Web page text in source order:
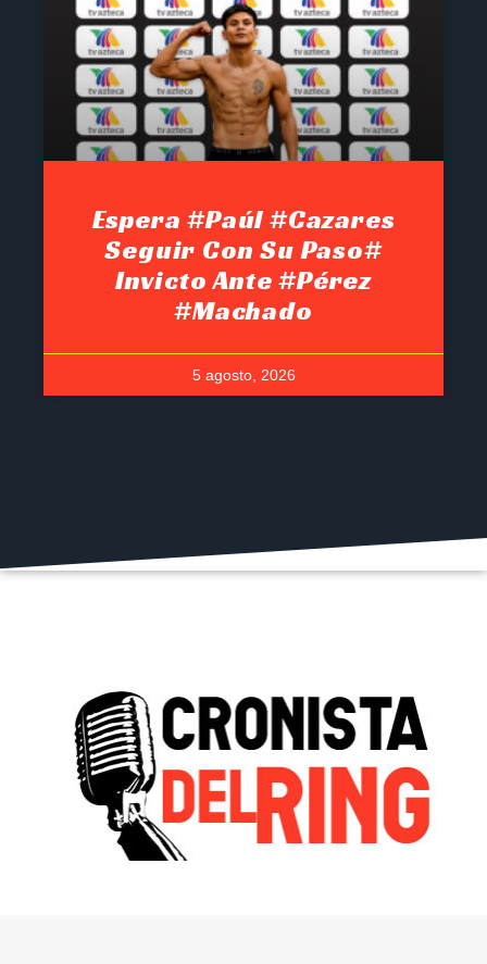
Espera #Paúl #Cazares
Seguir Con Su Paso#
Invicto Ante #Pérez
#Machado
5 agosto, 2026